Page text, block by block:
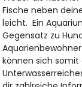
Fische neben
leicht. Ein
Gegensatz zu
können sich somit